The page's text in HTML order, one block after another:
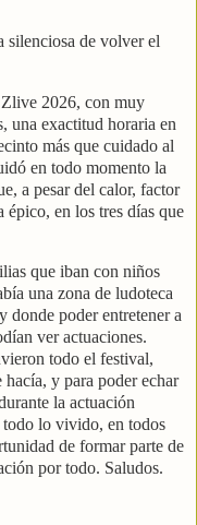
silenciosa de volver el
Zlive 2026, con muy
una exactitud horaria en
más que cuidado al
en todo momento la
a pesar del calor, factor
en los tres días que
que iban con niños
una zona de ludoteca
donde poder entretener a
ver actuaciones.
todo el festival,
y para poder echar
la actuación
todo lo vivido, en todos
de formar parte de
por todo. Saludos.